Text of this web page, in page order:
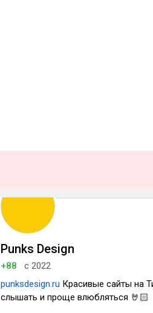
Punks Design
+88
с 2022
punksdesign.ru Красивые сайты на
слышать и проще влюбляться 🤘🏻